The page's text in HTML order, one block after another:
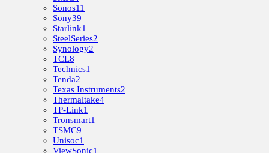
Sonos11
Sony39
Starlink1
SteelSeries2
Synology2
TCL8
Technics1
Tenda2
Texas Instruments2
Thermaltake4
TP-Link1
Tronsmart1
TSMC9
Unisoc1
ViewSonic1